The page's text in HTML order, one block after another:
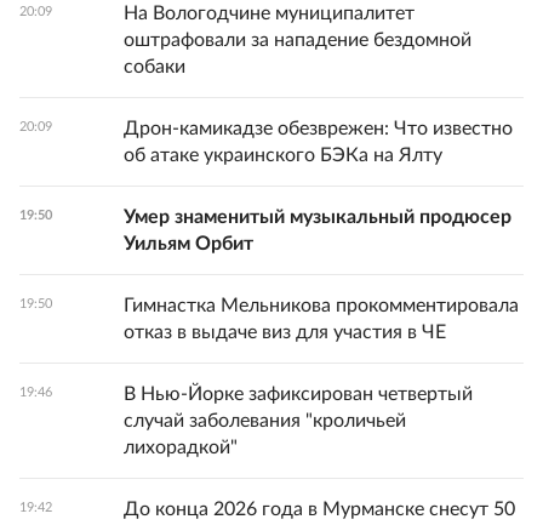
20:09
На Вологодчине муниципалитет
оштрафовали за нападение бездомной
собаки
20:09
Дрон-камикадзе обезврежен: Что известно
об атаке украинского БЭКа на Ялту
19:50
Умер знаменитый музыкальный продюсер
Уильям Орбит
19:50
Гимнастка Мельникова прокомментировала
отказ в выдаче виз для участия в ЧЕ
19:46
В Нью-Йорке зафиксирован четвертый
случай заболевания "кроличьей
лихорадкой"
19:42
До конца 2026 года в Мурманске снесут 50